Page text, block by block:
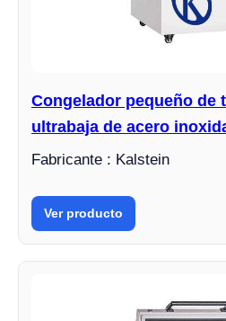
Congelador pequeño de
ultrabaja de acero
Fabricante : Kalstein
Ver producto